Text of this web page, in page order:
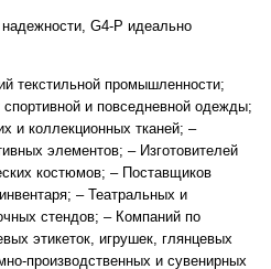
G4-P идеально
текстильной промышленности;
и повседневной одежды;
и коллекционных тканей; –
элементов; – Изготовителей
костюмов; – Поставщиков
– Театральных и
стендов; – Компаний по
этикеток, игрушек, глянцевых
производственных и сувенирных